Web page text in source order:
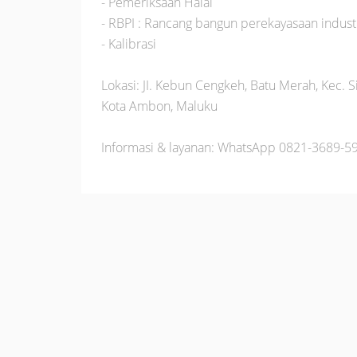
- RBPI : Rancang bangun perekayasaan
- Kalibrasi
Lokasi: JI. Kebun Cengkeh, Batu Merah, Kec.
Kota Ambon, Maluku
Informasi & layanan: WhatsApp 0821-3689-